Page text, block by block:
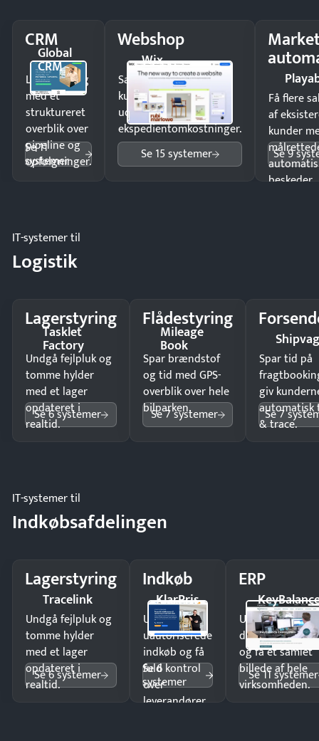
CRM
Global
CRM
Luk flere salg
med et
struktureret
overblik over
pipeline og
opfølgninger.
Se 11
systemer
Webshop
Wix
Sælg produkter 24/7 til
kunder i hele landet
uden
ekspedientomkostninger.
Se 15 systemer
Få flere
af
kunder
beskeder.
Se 9
IT-systemer til
Logistik
Lagerstyring
Tasklet
Factory
Undgå fejlpluk og
tomme hylder
med et lager
opdateret i
realtid.
Se 6 systemer
Flådestyring
Mileage
Book
Spar brændstof
og tid med GPS-
overblik over hele
bilparken.
Se 7 systemer
Spar tid på
giv
automatisk
& trace.
Se 7
IT-systemer til
Indkøbsafdelingen
Lagerstyring
Tracelink
Undgå fejlpluk og
tomme hylder
med et lager
opdateret i
realtid.
Se 6 systemer
Indkøb
KlarPris
Undgå
uautoriserede
indkøb og få
fuld kontrol
over
leverandører
Se 6
systemer
ERP
Undgå
og få ét samlet
billede af hele
virksomheden.
Se 11 systemer